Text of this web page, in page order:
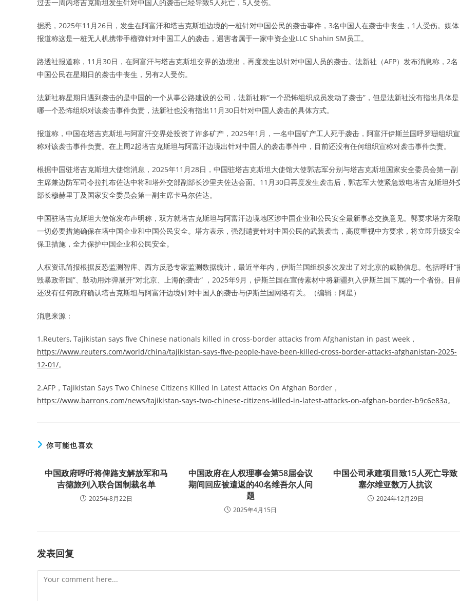
过去一周内塔吉克斯坦发生针对中国人的袭击已经导致5人死亡，5人受伤。
据悉，2025年11月26日，发生在阿富汗和塔吉克斯坦边境的一桩针对中国公民的袭击事件，3名中国人在袭击中丧生，1人受伤。媒体
报道称这是一桩无人机携带手榴弹针对中国工人的袭击，遇害者属于一家中资企业LLC Shahin SM员工。
路透社报道称，11月30日，在阿富汗与塔吉克斯坦交界的边境出，再度发生以针对中国人员的袭击。法新社（AFP）发布消息称，2名
中国公民在星期日的袭击中丧生，另有2人受伤。
法新社称星期日遇到袭击的是中国的一个从事公路建设的公司，法新社称“一个恐怖组织成员发动了袭击”，但是法新社没有指出具体是
哪一个恐怖组织对该袭击事件负责，法新社也没有指出11月30日针对中国人袭击的具体方式。
报道称，中国在塔吉克斯坦与阿富汗交界处投资了许多矿产，2025年1月，一名中国矿产工人死于袭击，阿富汗伊斯兰国呼罗珊组织宣
称对该袭击事件负责。在上周2起塔吉克斯坦与阿富汗边境出针对中国人的袭击事件中，目前还没有任何组织宣称对袭击事件负责。
根据中国驻塔吉克斯坦大使馆消息，2025年11月28日，中国驻塔吉克斯坦大使馆大使郭志军分别与塔吉克斯坦国家安全委员会第一副
主席兼边防军司令拉扎布佐达中将和塔外交部副部长沙里夫佐达会面。11月30日再度发生袭击后，郭志军大使紧急致电塔吉克斯坦外
部长穆赫里丁及国家安全委员会第一副主席卡马尔佐达。
中国驻塔吉克斯坦大使馆发布声明称，双方就塔吉克斯坦与阿富汗边境地区涉中国企业和公民安全最新事态交换意见。郭要求塔方采取
一切必要措施确保在塔中国企业和中国公民安全。塔方表示，强烈谴责针对中国公民的武装袭击，高度重视中方要求，将立即升级安全
保卫措施，全力保护中国企业和公民安全。
人权资讯简报根据反恐监测智库、西方反恐专家监测数据统计，最近半年内，伊斯兰国组织多次发出了对北京的威胁信息。包括呼吁“
毁暴政帝国”、鼓动用炸弹展开“对北京、上海的袭击“ ，2025年9月，伊斯兰国在宣传素材中将新疆列入伊斯兰国下属的一个省份。目
还没有任何政府确认塔吉克斯坦与阿富汗边境针对中国人的袭击与伊斯兰国网络有关。（编辑：阿星）
消息来源：
1.Reuters, Tajikistan says five Chinese nationals killed in cross-border attacks from Afghanistan in past week，
https://www.reuters.com/world/china/tajikistan-says-five-people-have-been-killed-cross-border-attacks-afghanistan-2025-
12-01/。
2.AFP，Tajikistan Says Two Chinese Citizens Killed In Latest Attacks On Afghan Border，
https://www.barrons.com/news/tajikistan-says-two-chinese-citizens-killed-in-latest-attacks-on-afghan-border-b9c6e83a。
你可能也喜欢
中国政府呼吁将俾路支解放军和马
吉德旅列入联合国制裁名单
2025年8月22日
中国政府在人权理事会第58届会议
期间回应被遣返的40名维吾尔人问
题
2025年4月15日
中国公司承建项目致15人死亡导致
塞尔维亚数万人抗议
2024年12月29日
发表回复
Comment